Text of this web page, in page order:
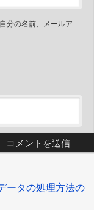
分の名前、メールア
ータの処理方法の